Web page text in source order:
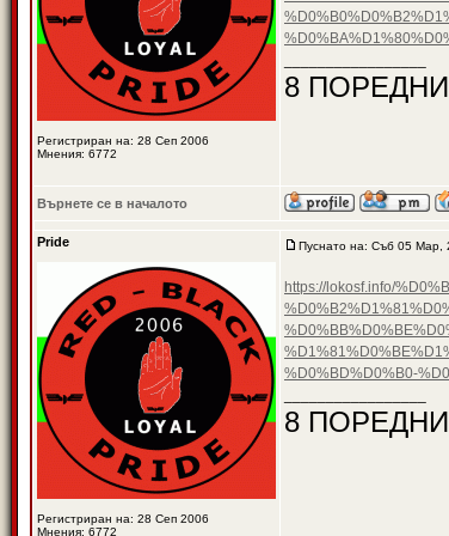
Регистриран на: 28 Сеп 2006
Мнения: 6772
8
Върнете се в началото
Pride
Регистриран на: 28 Сеп 2006
Мнения: 6772
Пуснато на: Съб 05 Мар,
https://lokosf.info/
%D0%BD%D0%B0-
8